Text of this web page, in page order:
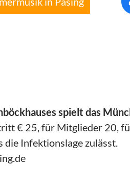
spielt das
€ 25, für Mitglieder 20,
Infektionslage zulässt.